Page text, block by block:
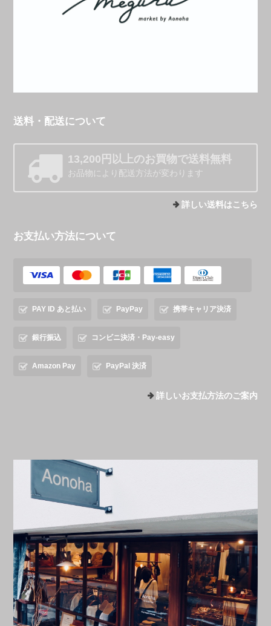
送料・配送について
13,200円以上のお買物で送料無料
お品物により配送方法が変わります
詳しい送料はこちら
お支払い方法について
PAY ID あと払い PayPay 携帯キャリア決済
銀行振込 コンビニ決済・Pay-easy
Amazon Pay PayPal 決済
詳しいお支払方法のご案内